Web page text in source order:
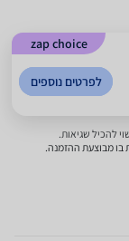
zap choice
לפרטים נוספים
להכיל שגיאות.
בו מבוצעת ההזמנה.